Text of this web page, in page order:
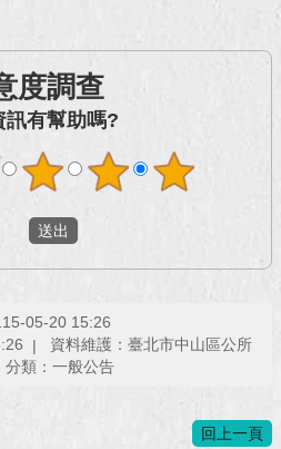
度調查
訊有幫助嗎?
05-20 15:26
資料維護：臺北市中山區公所
分類：一般公告
回上一頁